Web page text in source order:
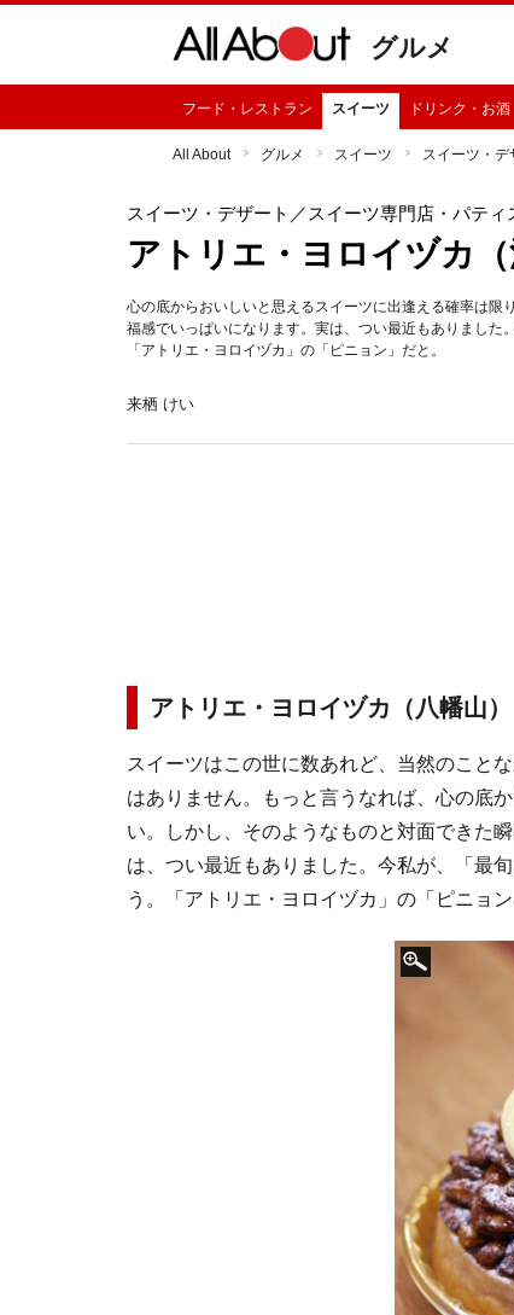
グルメ
フード・レストラン スイーツ ドリンク・お酒
All About グルメ スイーツ スイーツ・デ
スイーツ・デザート ／スイーツ専門店・パテ
アトリエ・ヨロイヅカ（
心の底からおいしいと思えるスイーツに出逢える確率は
福感でいっぱいになります。実は、つい最近もありました
「アトリエ・ヨロイヅカ」の「ピニョン」だと。
来栖 けい
アトリエ・ヨロイヅカ（八幡山
スイーツはこの世に数あれど、当然のこと
はありません。もっと言うなれば、心の底
い。しかし、そのようなものと対面できた
は、つい最近もありました。今私が、「最
う。「アトリエ・ヨロイヅカ」の「ピニョン